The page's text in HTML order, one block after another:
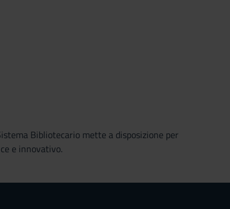
Bibliotecario mette a disposizione per
e innovativo.